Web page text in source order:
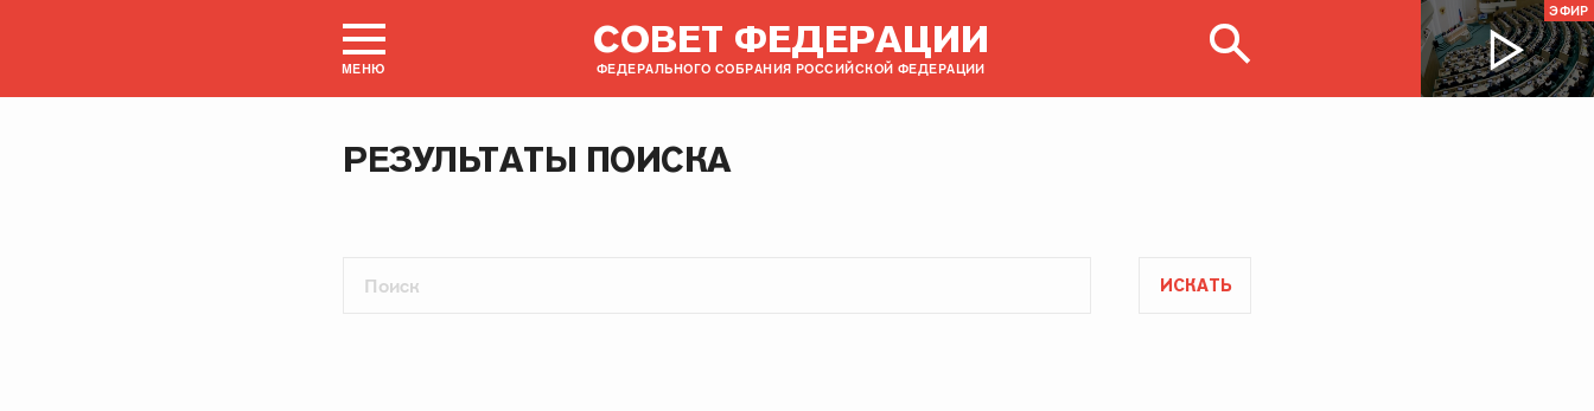
МЕНЮ
СОВЕТ ФЕДЕРАЦИИ
ФЕДЕРАЛЬНОГО СОБРАНИЯ РОССИЙСКОЙ ФЕДЕРАЦИИ
ЭФИР
РЕЗУЛЬТАТЫ ПОИСКА
ИСКАТЬ